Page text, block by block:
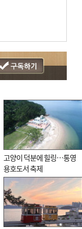
고양이 덕분에 힐링…통영
용호도서 축제